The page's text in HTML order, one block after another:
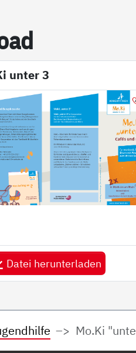
unter 3
Datei herunterladen
Mo.Ki